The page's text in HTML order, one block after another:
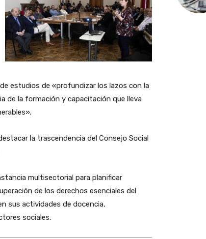
estudios de «profundizar los lazos con la
de la formación y capacitación que lleva
la trascendencia del Consejo Social
multisectorial para planificar
de los derechos esenciales del
sus actividades de docencia,
sociales.